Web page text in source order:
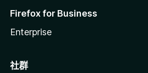
Firefox for Business
Enterprise
社群